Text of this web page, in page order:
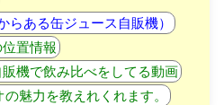
らある缶ジュース自販機）
置情報
機で飲み比べをしてる動画
魅力を教えれくれます。